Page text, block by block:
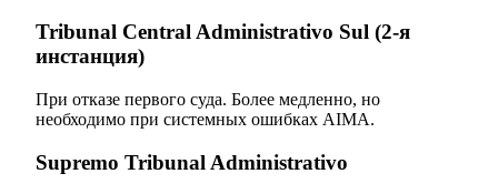
Tribunal Central Administrativo Sul (2-я
инстанция)
При отказе первого суда. Более медленно, но
необходимо при системных ошибках AIMA.
Supremo Tribunal Administrativo